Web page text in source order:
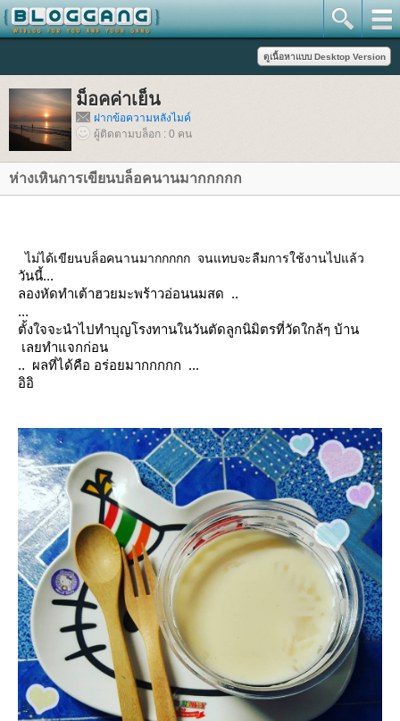
ม็อคค่าเย็น
ฝากข้อความหลังไมค์
ผู้ติดตามบล็อก : 0 คน
ห่างเหินการเขียนบล็อคนานมากกกกก
ไม่ได้เขียนบล็อคนานมากกกกก จนแทบจะลืมการใช้งานไปแล้ว
วันนี้...
ลองหัดทำเต้าฮวยมะพร้าวอ่อนนมสด ..
...
ตั้งใจจะนำไปทำบุญโรงทานในวันตัดลูกนิมิตรที่วัดใกล้ๆ บ้าน
เลยทำแจกก่อน
.. ผลที่ได้คือ อร่อยมากกกกก ...
อิอิ